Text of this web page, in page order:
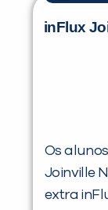
inFlux
Os
Joinville
extra